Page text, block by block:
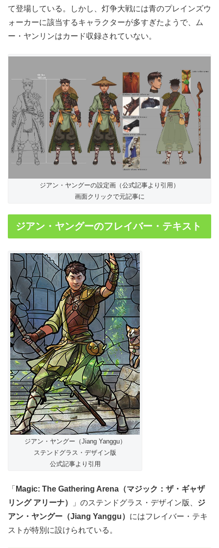
て登場している。しかし、灯争大戦には青のプレインズウ
ォーカーに該当するキャラクターが多すぎたようで、ム
ー・ヤンリンはカード収録されていない。
ジアン・ヤングーの設定画（公式記事より引用）
画面クリックで元記事に
ジアン・ヤングーのフレイバー・テキスト
ジアン・ヤングー（Jiang Yanggu）
ステンドグラス・デザイン版
公式記事より引用
「 Magic: The Gathering Arena（マジック：ザ・ギャザ
リング アリーナ）
」のステンドグラス・デザイン版、 ジ
アン・ヤングー（Jiang Yanggu） にはフレイバー・テキ
ストが特別に設けられている。